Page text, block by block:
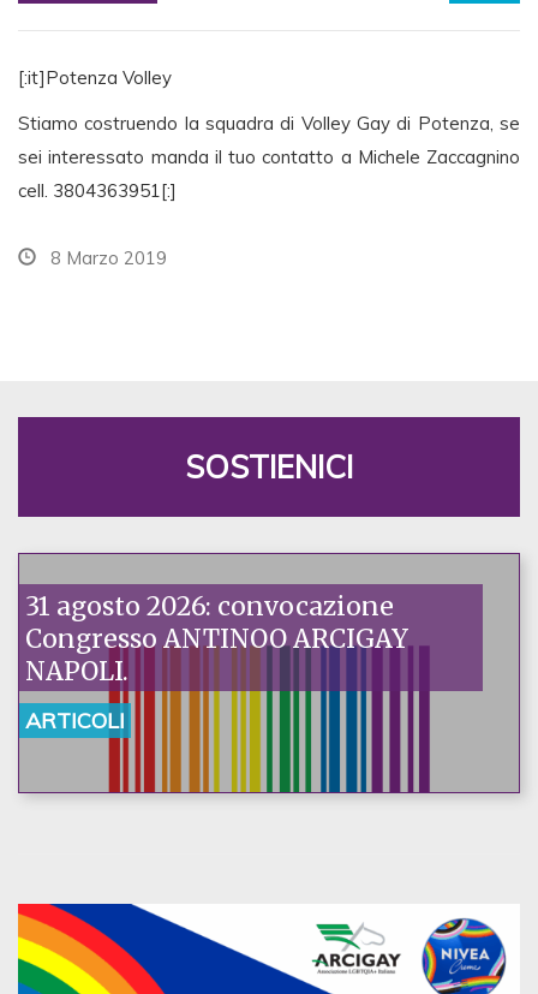
[:it]Potenza Volley
Stiamo costruendo la squadra di Volley Gay di Potenza, se
sei interessato manda il tuo contatto a Michele Zaccagnino
cell. 3804363951[:]
8 Marzo 2019
SOSTIENICI
31 agosto 2026: convocazione
Congresso ANTINOO ARCIGAY
NAPOLI.
ARTICOLI